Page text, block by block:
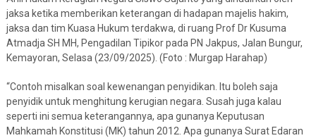
jaksa ketika memberikan keterangan di hadapan majelis hakim,
jaksa dan tim Kuasa Hukum terdakwa, di ruang Prof Dr Kusuma
Atmadja SH MH, Pengadilan Tipikor pada PN Jakpus, Jalan Bungur,
Kemayoran, Selasa (23/09/2025). (Foto : Murgap Harahap)
“Contoh misalkan soal kewenangan penyidikan. Itu boleh saja
penyidik untuk menghitung kerugian negara. Susah juga kalau
seperti ini semua keterangannya, apa gunanya Keputusan
Mahkamah Konstitusi (MK) tahun 2012. Apa gunanya Surat Edaran